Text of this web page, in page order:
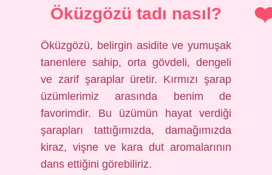
Öküzgözü tadı nasıl?
Öküzgözü, belirgin asidite ve yumuşak
tanenlere sahip, orta gövdeli, dengeli
ve zarif şaraplar üretir. Kırmızı şarap
üzümlerimiz arasında benim de
favorimdir. Bu üzümün hayat verdiği
şarapları tattığımızda, damağımızda
kiraz, vişne ve kara dut aromalarının
dans ettiğini görebiliriz.